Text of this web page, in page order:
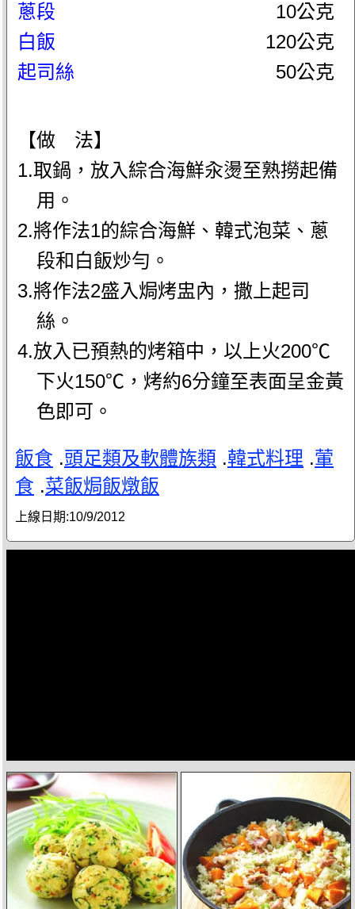
蔥段
10公克
白飯
120公克
起司絲
50公克
【做 法】
1.取鍋，放入綜合海鮮汆燙至熟撈起備
用。
2.將作法1的綜合海鮮、韓式泡菜、蔥
段和白飯炒勻。
3.將作法2盛入焗烤盅內，撒上起司
絲。
4.放入已預熱的烤箱中，以上火200℃
下火150℃，烤約6分鐘至表面呈金黃
色即可。
飯食 .頭足類及軟體族類 .韓式料理 .葷
食 .菜飯焗飯燉飯
上線日期:10/9/2012